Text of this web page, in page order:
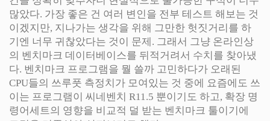
많았다. 가장 좋은 건 여러 변인을 전부 테스트 해보는 것
이겠지만, 지나가는 생각을 위해 그만한 헛짓거리를 하
기엔 너무 귀찮았다는 것이 문제. 그래서 그냥 온라인상
의 벤치마크 데이터베이스를 뒤적거려서 수치를 찾아냈
다. 벤치마크 프로그램을 뭘 쓸까 고민하다가 오래된
CPU들의 쓰루풋 측정치가 모여있는 것 중에 요즘에도 쓰
이는 프로그램이 씨네벤치 R11.5 뿐이기도 하고, 확장 명
령어세트의 영향을 비교적 덜 받는 벤치마크 툴이기에